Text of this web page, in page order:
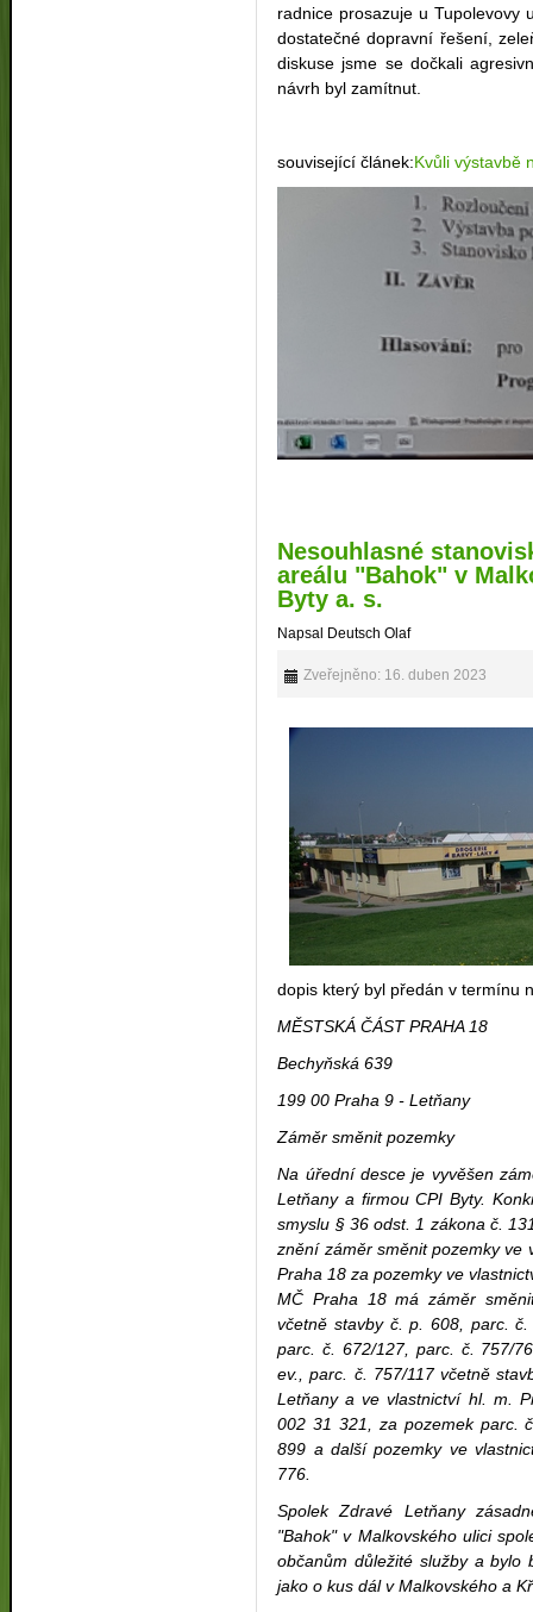
radnice prosazuje u Tupolevovy
dostatečné dopravní řešení,
diskuse jsme se dočkali
návrh byl zamítnut.
související článek:Kvůli výstavbě
Nesouhlasné
areálu "Bahok" v
Byty a. s.
Napsal Deutsch Olaf
Zveřejněno: 16. duben 2023
dopis který byl předán v termínu
MĚSTSKÁ ČÁST PRAHA 18
Bechyňská 639
199 00 Praha 9 - Letňany
Záměr směnit pozemky
Na úřední desce je vyvěšen
Letňany a firmou CPI Byty.
smyslu § 36 odst. 1 zákona č.
znění záměr směnit pozemky ve
Praha 18 za pozemky ve
MČ Praha 18 má záměr
včetně stavby č. p. 608, parc.
parc. č. 672/127, parc. č. 757/
ev., parc. č. 757/117 včetně
Letňany a ve vlastnictví hl. m.
002 31 321, za pozemek parc.
899 a další pozemky ve
776.
Spolek Zdravé Letňany
"Bahok" v Malkovského ulici
občanům důležité služby a bylo
jako o kus dál v Malkovského a